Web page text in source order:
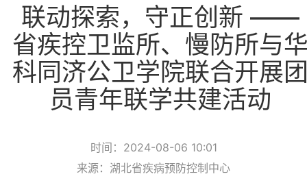
联动探索，守正创新 ——
省疾控卫监所、慢防所与
科同济公卫学院联合开展
员青年联学共建活动
时间：2024-08-06 10:01
来源：湖北省疾病预防控制中心